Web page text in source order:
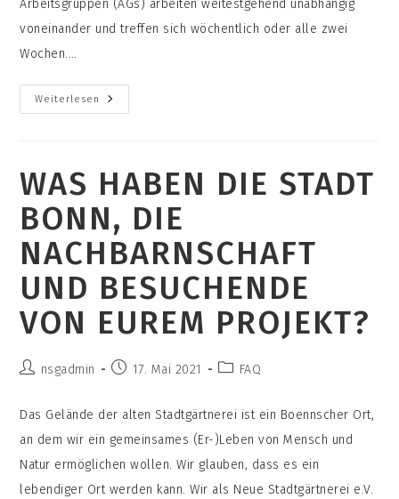
Arbeitsgruppen (AGs) arbeiten weitestgehend unabhängig
voneinander und treffen sich wöchentlich oder alle zwei
Wochen.…
Weiterlesen
Wie
Seid
WAS HABEN DIE STADT
BONN, DIE
NACHBARNSCHAFT
UND BESUCHENDE
VON EUREM PROJEKT?
Beitrags-
nsgadmin
Beitrag17. Mai 2021
Beitrags-
FAQ
Das Gelände der alten Stadtgärtnerei ist ein Boennscher Ort,
an dem wir ein gemeinsames (Er-)Leben von Mensch und
Natur ermöglichen wollen. Wir glauben, dass es ein
lebendiger Ort werden kann. Wir als Neue Stadtgärtnerei e.V.